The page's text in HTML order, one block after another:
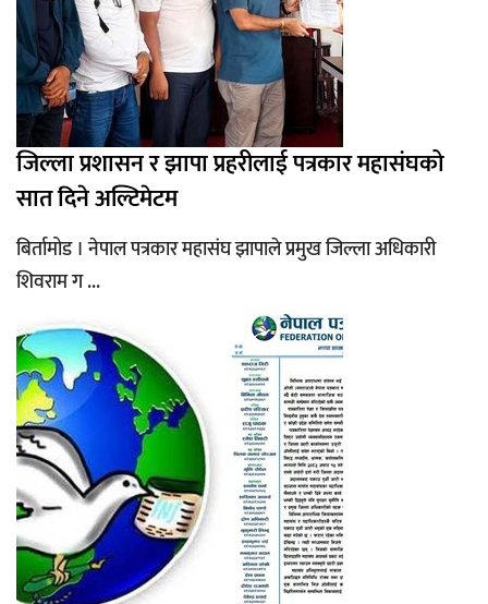
जिल्ला प्रशासन र झापा प्रहरीलाई पत्रकार महासंघको
सात दिने अल्टिमेटम
बिर्तामोड । नेपाल पत्रकार महासंघ झापाले प्रमुख जिल्ला अधिकारी
शिवराम ग ...